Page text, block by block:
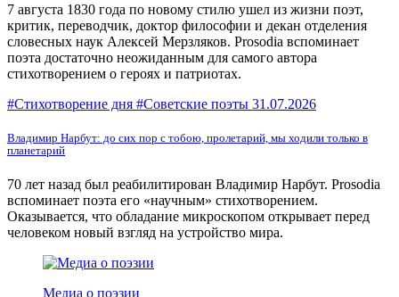
7 августа 1830 года по новому стилю ушел из жизни поэт,
критик, переводчик, доктор философии и декан отделения
словесных наук Алексей Мерзляков. Prosodia вспоминает
поэта достаточно неожиданным для самого автора
стихотворением о героях и патриотах.
#Стихотворение дня #Советские поэты 31.07.2026
Владимир Нарбут: до сих пор с тобою, пролетарий, мы ходили только в
планетарий
70 лет назад был реабилитирован Владимир Нарбут. Prоsodia
вспоминает поэта его «научным» стихотворением.
Оказывается, что обладание микроскопом открывает перед
человеком новый взгляд на устройство мира.
Медиа о поэзии